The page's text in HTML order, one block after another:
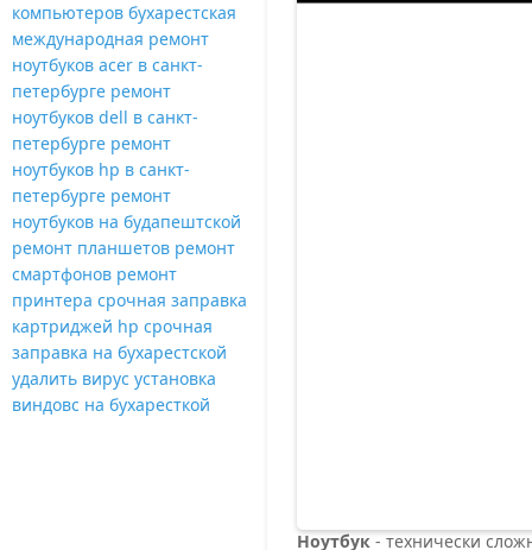
компьютеров бухарестская
международная ремонт
ноутбуков acer в санкт-
петербурге ремонт
ноутбуков dell в санкт-
петербурге ремонт
ноутбуков hp в санкт-
петербурге ремонт
ноутбуков на будапештской
ремонт планшетов ремонт
смартфонов ремонт
принтера срочная заправка
картриджей hp срочная
заправка на бухарестской
удалить вирус установка
виндовс на бухаресткой
Ноутбук - технически